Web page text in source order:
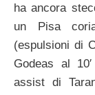
ha ancora
un Pisa
(espulsioni di
Godeas al
assist di